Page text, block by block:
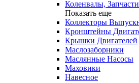
Коленвалы,
Показать еще
Коллекторы
Кронштейны
Крышки Двигателей
Маслозаборники
Маслянные Насосы
Маховики
Навесное